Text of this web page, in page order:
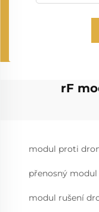
rF
modul proti
přenosný
modul rušení